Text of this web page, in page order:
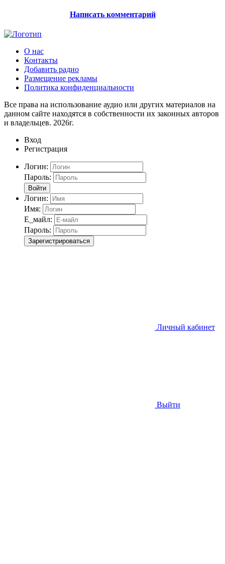
Написать комментарий
О нас
Контакты
Добавить радио
Размещение рекламы
Политика конфиденциальности
Все права на использование аудио или других материалов на
данном сайте находятся в собственности их законных авторов
и владельцев. 2026г.
Вход
Регистрация
Логин:
Пароль:
Войти
Логин:
Имя:
Е_майл:
Пароль:
Зарегистрироваться
Личный кабинет
Выйти